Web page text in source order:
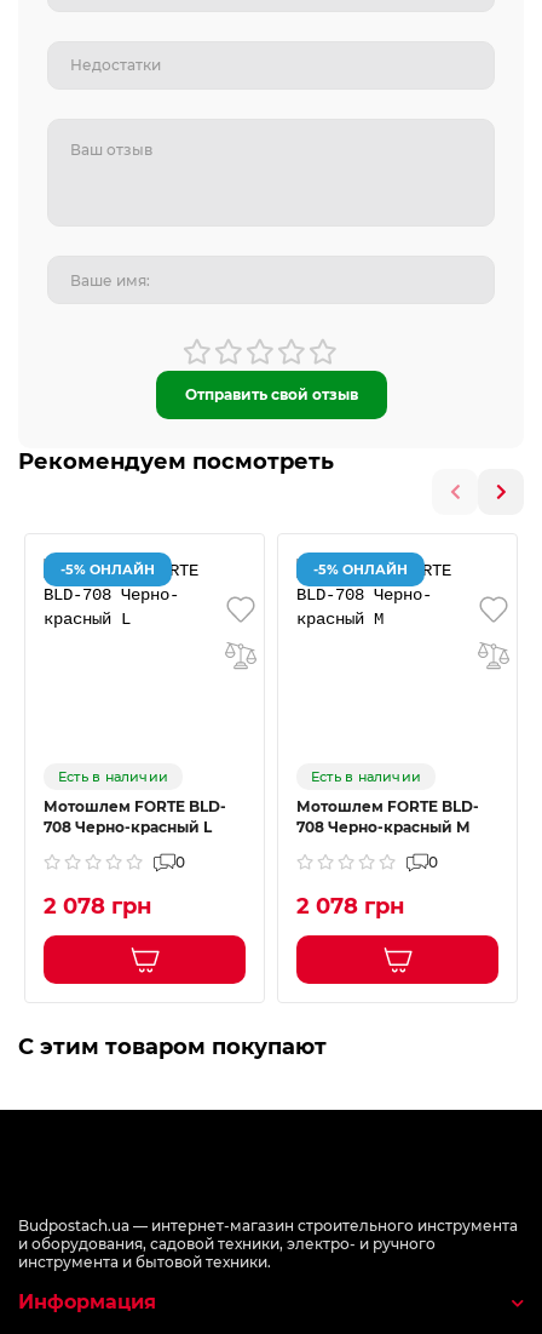
Отправить свой отзыв
Рекомендуем посмотреть
-5% ОНЛАЙН
Есть в наличии
Мотошлем FORTE BLD-
708 Черно-красный L
0
2 078 грн
-5% ОНЛАЙН
Есть в наличии
Мотошлем FORTE BLD-
708 Черно-красный M
0
2 078 грн
С этим товаром покупают
Budpostach.ua — интернет-магазин строительного инструмента
и оборудования, садовой техники, электро- и ручного
инструмента и бытовой техники.
Информация